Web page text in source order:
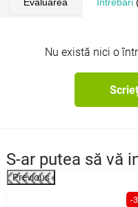
Nu există nici o
S-ar putea să vă
Previous
-